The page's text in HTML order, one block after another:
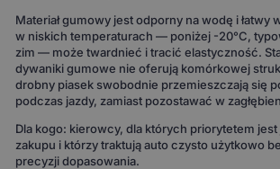
Materiał gumowy jest odporny na wodę i łatwy
w niskich temperaturach — poniżej -20°C,
zim — może twardnieć i tracić elastyczność.
dywaniki gumowe nie oferują komórkowej
drobny piasek swobodnie przemieszczają się
podczas jazdy, zamiast pozostawać w
Dla kogo: kierowcy, dla których priorytetem
zakupu i którzy traktują auto czysto użytkowo
precyzji dopasowania.